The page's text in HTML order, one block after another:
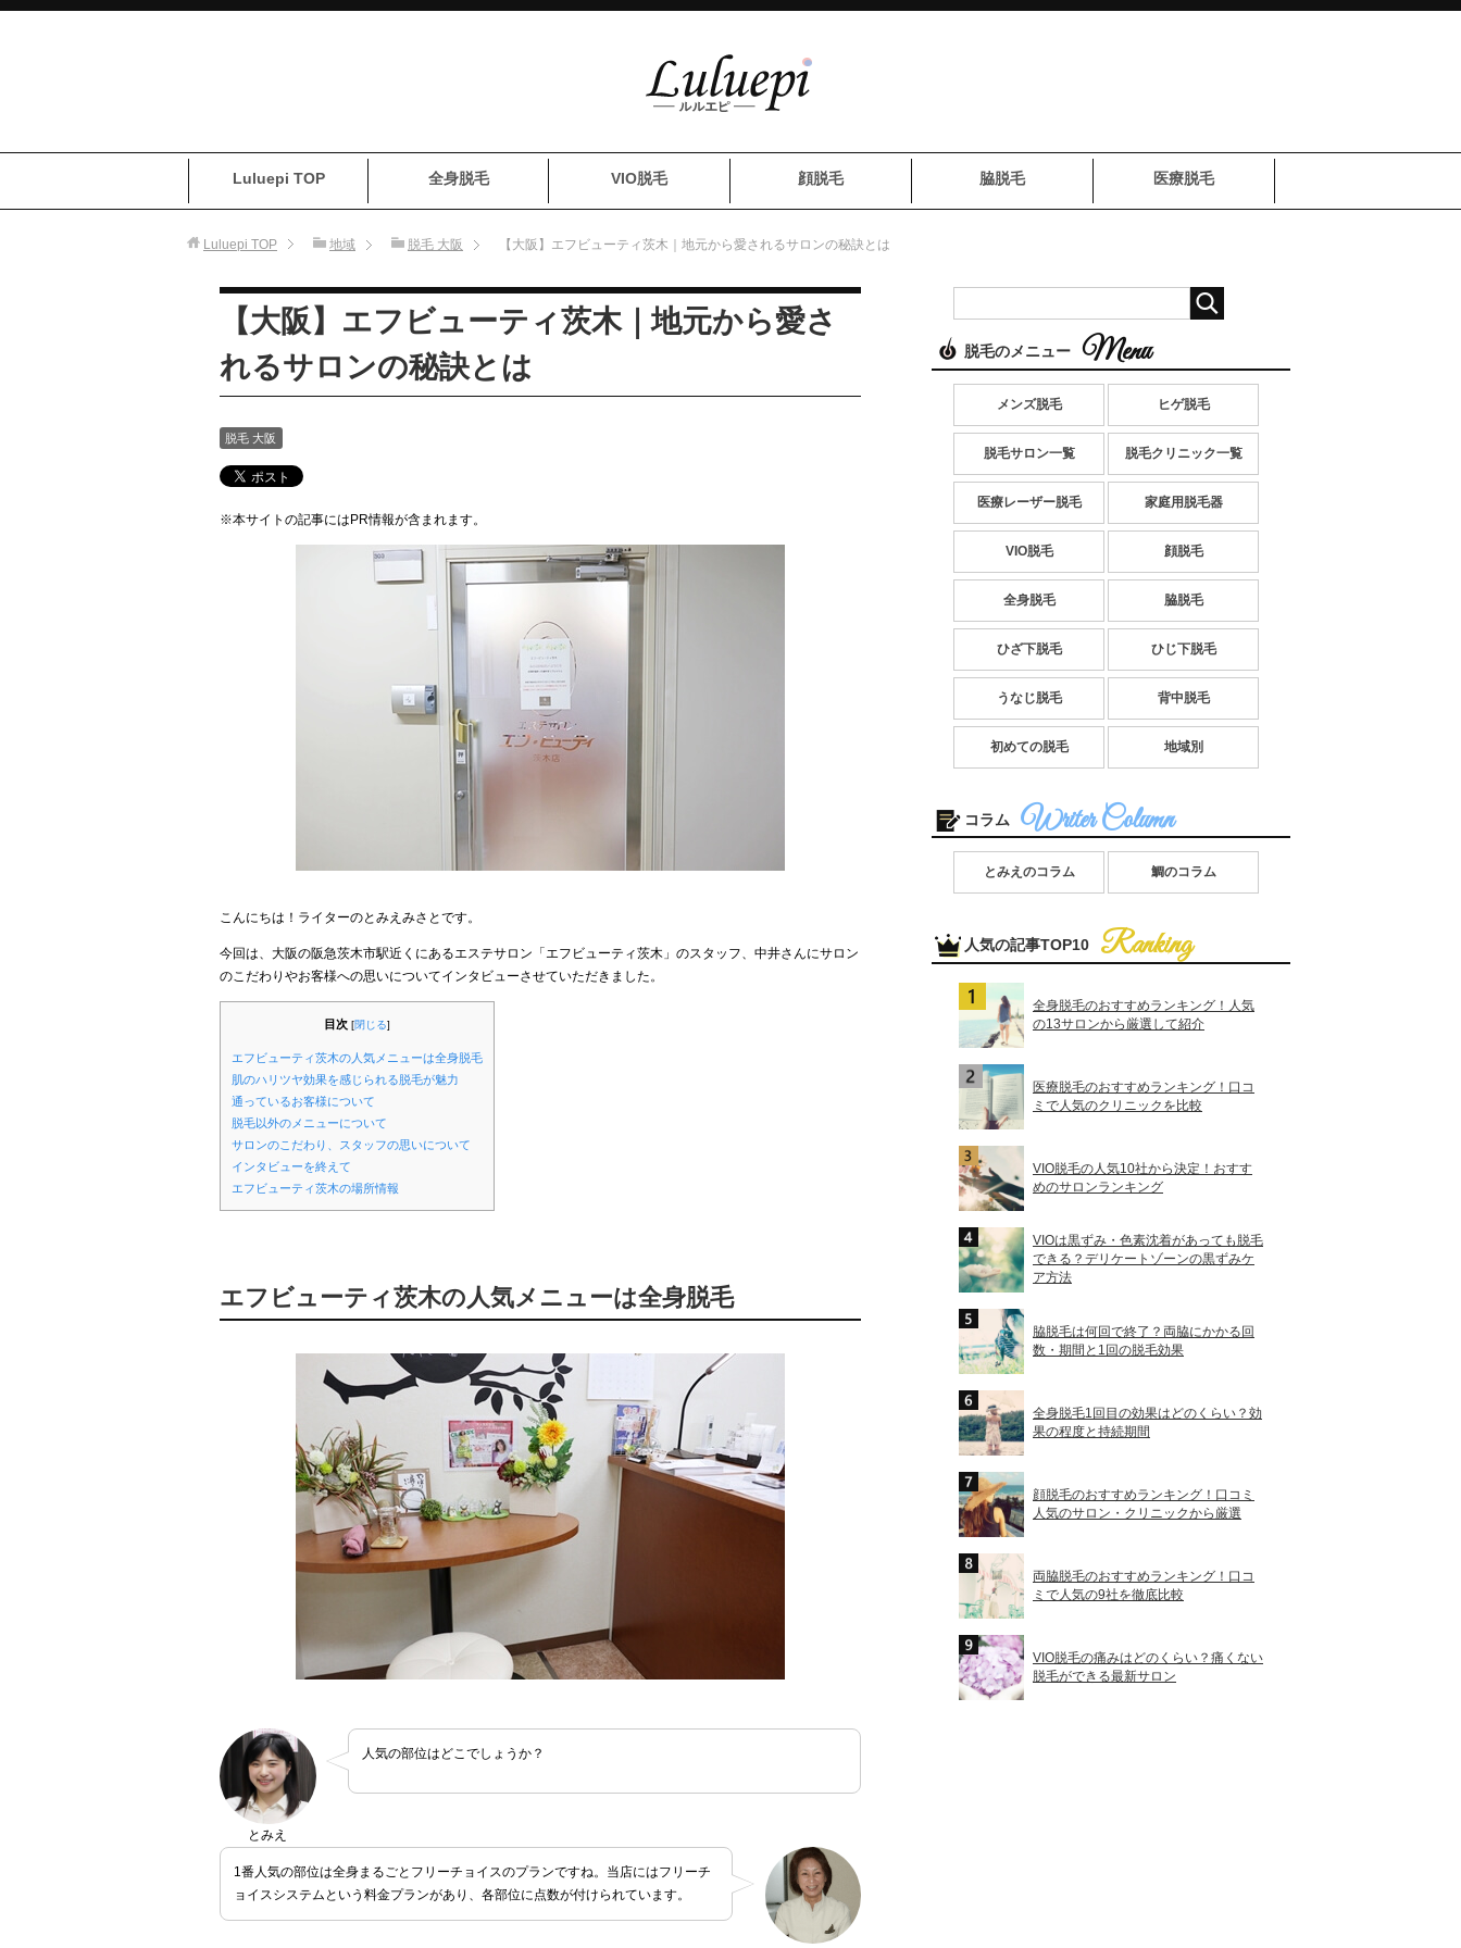
Luluepi TOP 全身脱毛 VIO脱毛 顔脱毛 脇脱毛 医療脱毛
Luluepi TOP 地域 脱毛 大阪 【大阪】エフビューティ茨木｜地元から愛されるサロンの秘訣とは
【大阪】エフビューティ茨木｜地元から愛さ
れるサロンの秘訣とは
脱毛 大阪
※本サイトの記事にはPR情報が含まれます。
こんにちは！ライターのとみえみさとです。
今回は、大阪の阪急茨木市駅近くにあるエステサロン「エフビューティ茨木」のスタッフ、中井さんにサロン
のこだわりやお客様への思いについてインタビューさせていただきました。
目次 [閉じる]
エフビューティ茨木の人気メニューは全身脱毛
肌のハリツヤ効果を感じられる脱毛が魅力
通っているお客様について
脱毛以外のメニューについて
サロンのこだわり、スタッフの思いについて
インタビューを終えて
エフビューティ茨木の場所情報
エフビューティ茨木の人気メニューは全身脱毛
とみえ
人気の部位はどこでしょうか？
1番人気の部位は全身まるごとフリーチョイスのプランですね。当店にはフリーチ
ョイスシステムという料金プランがあり、各部位に点数が付けられています。
脱毛のメニュー
メンズ脱毛 ヒゲ脱毛
脱毛サロン一覧 脱毛クリニック一覧
医療レーザー脱毛 家庭用脱毛器
VIO脱毛 顔脱毛
全身脱毛 脇脱毛
ひざ下脱毛 ひじ下脱毛
うなじ脱毛 背中脱毛
初めての脱毛 地域別
コラム
とみえのコラム 鯛のコラム
人気の記事TOP10
全身脱毛のおすすめランキング！人気
の13サロンから厳選して紹介
医療脱毛のおすすめランキング！口コ
ミで人気のクリニックを比較
VIO脱毛の人気10社から決定！おすす
めのサロンランキング
VIOは黒ずみ・色素沈着があっても脱毛
できる？デリケートゾーンの黒ずみケ
ア方法
脇脱毛は何回で終了？両脇にかかる回
数・期間と1回の脱毛効果
全身脱毛1回目の効果はどのくらい？効
果の程度と持続期間
顔脱毛のおすすめランキング！口コミ
人気のサロン・クリニックから厳選
両脇脱毛のおすすめランキング！口コ
ミで人気の9社を徹底比較
VIO脱毛の痛みはどのくらい？痛くない
脱毛ができる最新サロン